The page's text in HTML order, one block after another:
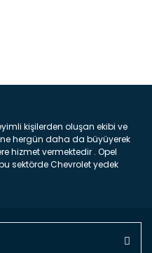
kişilerden oluşan ekibi ve
hergün daha da büyüyerek
hizmet vermektedir . Opel
sektörde Chevrolet yedek
Alfa Romeo yedek parça
dört bir yanına